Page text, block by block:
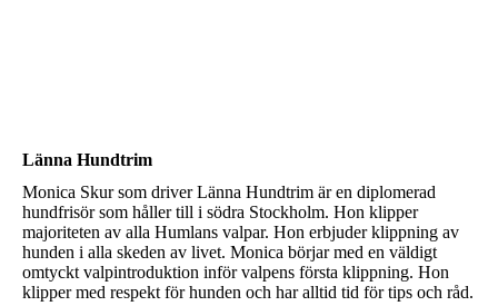
Länna Hundtrim
Monica Skur som driver Länna Hundtrim är en diplomerad
hundfrisör som håller till i södra Stockholm. Hon klipper
majoriteten av alla Humlans valpar. Hon erbjuder klippning av
hunden i alla skeden av livet. Monica börjar med en väldigt
omtyckt valpintroduktion inför valpens första klippning. Hon
klipper med respekt för hunden och har alltid tid för tips och råd.